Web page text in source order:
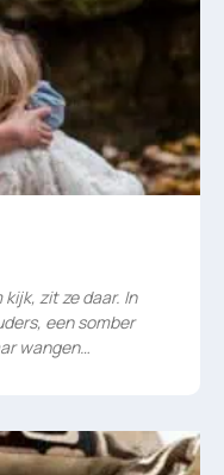
zit ze daar. In
een somber
wangen…